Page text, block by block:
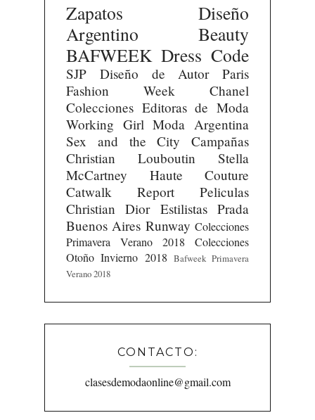
Zapatos
Diseño
Argentino
Beauty
BAFWEEK Dress Code
SJP Diseño de Autor
Paris
Fashion Week
Chanel
Colecciones Editoras de Moda
Working Girl Moda Argentina
Sex and the City
Campañas
Christian Louboutin
Stella
McCartney
Haute Couture
Catwalk Report
Peliculas
Christian Dior Estilistas Prada
Buenos Aires Runway Colecciones
Primavera Verano 2018
Colecciones
Otoño Invierno 2018 Bafweek Primavera
Verano 2018
CONTACTO:
clasesdemodaonline@gmail.com